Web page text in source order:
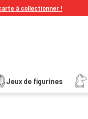
à collectionner !
Jeux de figurines